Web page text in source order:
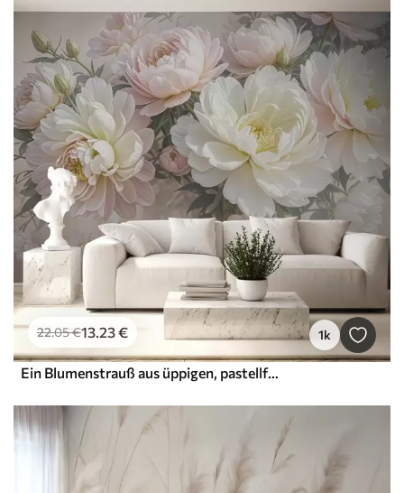
22.05€13.23€ 1k
Ein Blumenstrauß aus üppigen, pastellfarbenen Pfingstrosen und anderen Blumen vor einem weichen, unscharfen Hintergrund